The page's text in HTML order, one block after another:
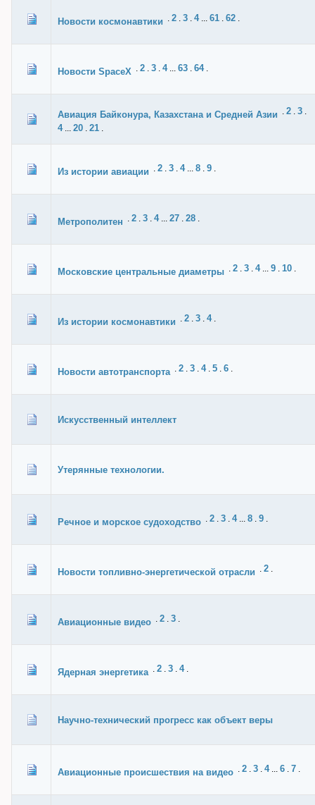
Новости космонавтики . 2 . 3 . 4... 61 . 62 .
Новости SpaceX . 2 . 3 . 4... 63 . 64.
Авиация Байконура, Казахстана и Средней Азии . 2 . 3 .
4... 20 . 21 .
Из истории авиации . 2 . 3 . 4... 8 . 9 .
Метрополитен . 2 . 3 . 4... 27 . 28 .
Московские центральные диаметры . 2 . 3 . 4... 9 . 10 .
Из истории космонавтики . 2 . 3 . 4.
Новости автотранспорта . 2 . 3 . 4. 5 . 6 .
Искусственный интеллект
Утерянные технологии.
Речное и морское судоходство . 2 . 3 . 4... 8 . 9 .
Новости топливно-энергетической отрасли . 2 .
Авиационные видео . 2 . 3 .
Ядерная энергетика . 2 . 3 . 4.
Научно-технический прогресс как объект веры
Авиационные происшествия на видео . 2 . 3 . 4... 6 . 7 .